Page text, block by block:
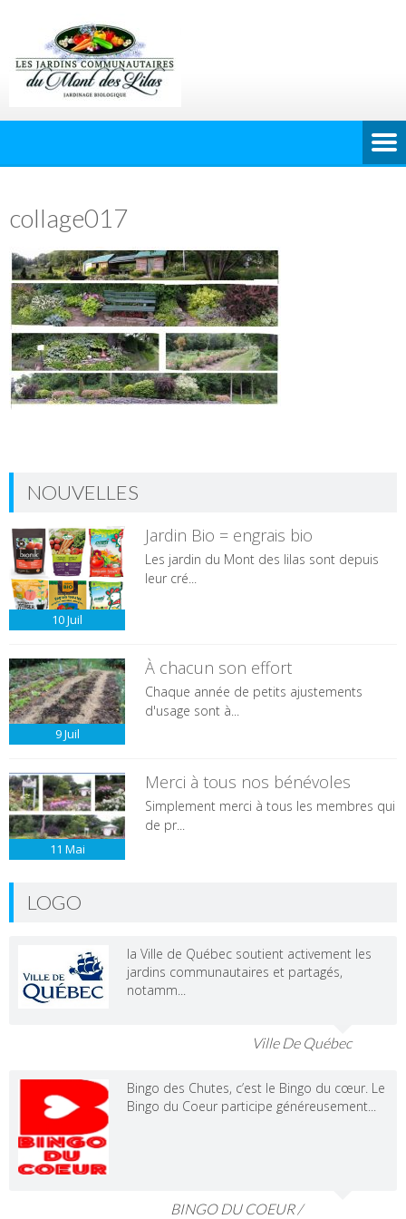
collage017
NOUVELLES
10Juil
Jardin Bio = engrais bio
Les jardin du Mont des lilas sont depuis
leur cré...
9Juil
À chacun son effort
Chaque année de petits ajustements
d'usage sont à...
11 Mai
Merci à tous nos bénévoles
Simplement merci à tous les membres qui
de pr...
LOGO
la Ville de Québec soutient activement les
jardins communautaires et partagés,
notamm...
Ville De Québec
Bingo des Chutes, c’est le Bingo du cœur. Le
Bingo du Coeur participe généreusement...
BINGO DU COEUR /